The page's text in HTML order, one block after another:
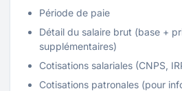
Période de paie
Détail du salaire brut (base +
supplémentaires)
Cotisations salariales (CNPS,
Cotisations patronales (pour